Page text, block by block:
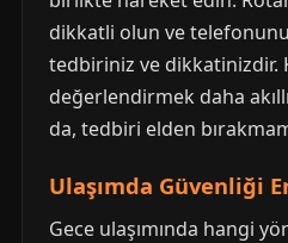
dikkatli olun ve
tedbiriniz ve dikkatinizdir.
değerlendirmek daha
da, tedbiri elden
Ulaşımda Güvenliği
Gece ulaşımında hangi